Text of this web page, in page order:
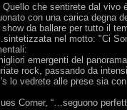
che sentirete dal
con una carica degna
da ballare per tutto il
nel motto: "Ci
emergenti del
rock, passando da
lo vedrete alle prese sia
Corner, “…seguono